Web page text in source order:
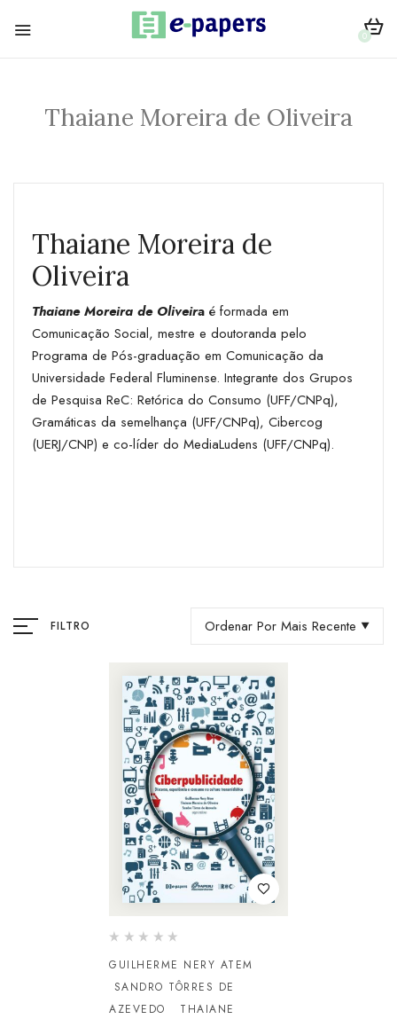
0
Thaiane Moreira de Oliveira
Thaiane Moreira de
Oliveira
Thaiane Moreira de Oliveira é formada em
Comunicação Social, mestre e doutoranda pelo
Programa de Pós-graduação em Comunicação da
Universidade Federal Fluminense. Integrante dos Grupos
de Pesquisa ReC: Retórica do Consumo (UFF/CNPq),
Gramáticas da semelhança (UFF/CNPq), Cibercog
(UERJ/CNP) e co-líder do MediaLudens (UFF/CNPq).
FILTRO Ordenar Por Mais Recente
GUILHERME NERY ATEM
SANDRO TÔRRES DE
AZEVEDO
THAIANE